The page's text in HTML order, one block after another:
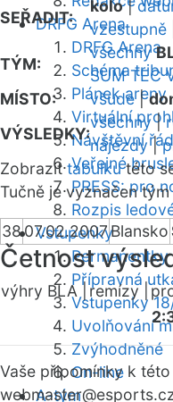
DRFG Arena
DRFG Arena
Schéma
Plánek areny
Virtuální
Návštěvní řád
Veřejné
PRESS: pro
Rozpis
Vstupenky
Permanentky
Přípravná
Vstupenky
Uvolňování
Zvýhodněné
On-line
A-tým
SEŘADIT:
kolo|
vzestupně
TÝM:
všechny
SUM TEC
MÍSTO:
všude|
VÝSLEDKY:
všechny|
nájezdy|
Zobrazittabulkutéto
Tučně je vyznačen
3807.02.2007Blansko
Četnost
výhry BLA | remízy |
Vaše připomínky k
webmaster